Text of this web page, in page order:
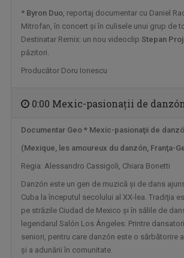
INTERVIURILE TVR CULTURAL
La „Interviurile TVR CULTURAL”, jurnalistele ...
ACTUL 0
„Actul 0” este o emisiune de televiziune ...
* Byron Duo, reportaj documentar cu Daniel
Mitrofan, în concert și în culisele unui grup de
Destinatar Remix: un nou videoclip Stepan
păzitori.
Producător Doru Ionescu
0:00 Mexic-pasionaţii de
Documentar Geo * Mexic-pasionaţii de
(Mexique, les amoureux du danzón, Franţa-
Regia: Alessandro Cassigoli, Chiara Bonetti
Danzón este un gen de muzică şi de dans
Cuba la începutul secolului al XX-lea. Tradiţia
pe străzile Ciudad de Mexico şi în sălile de
legendarul Salón Los Ángeles. Printre
seniori, pentru care danzón este o sărbătorire
şi a adunării în comunitate.